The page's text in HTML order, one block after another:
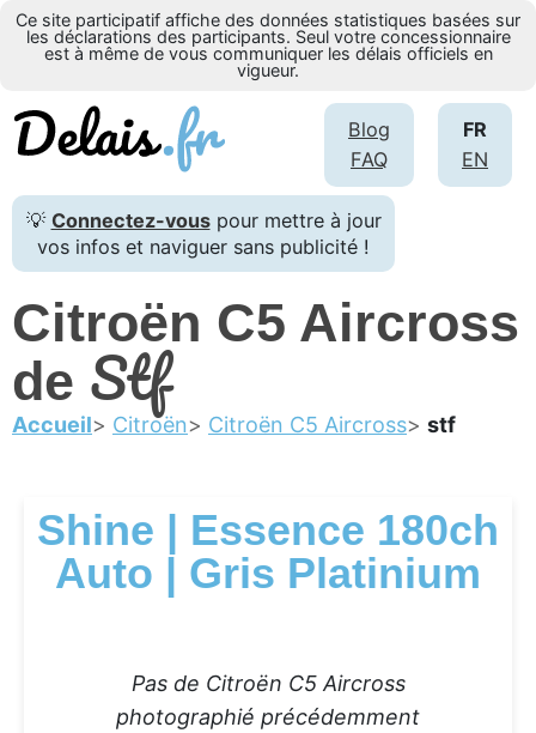
Ce site participatif affiche des données statistiques basées sur
les déclarations des participants. Seul votre concessionnaire
est à même de vous communiquer les délais officiels en
vigueur.
FR
EN
Blog
FAQ
💡 Connectez-vouspour mettre à jour
vos infos et naviguer sans publicité !
Citroën C5 Aircross
de Stf
Accueil Citroën Citroën C5 Aircross stf
Shine | Essence 180ch
Auto | Gris Platinium
Pas de Citroën C5 Aircross
photographié précédemment